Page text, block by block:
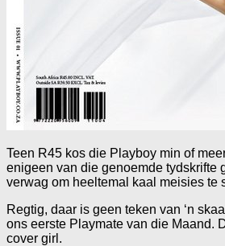
Teen R45 kos die Playboy min of
enigeen van die genoemde tydskrifte
verwag om heeltemal kaal meisies te
Regtig, daar is geen teken van ‘n
ons eerste Playmate van die Maand.
cover girl.